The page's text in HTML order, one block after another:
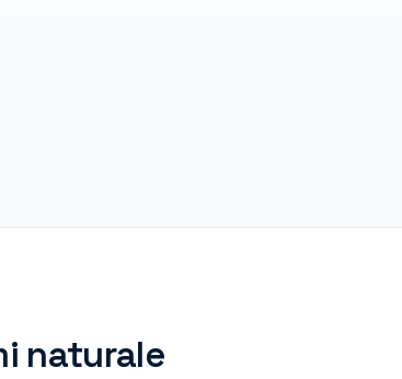
naturale